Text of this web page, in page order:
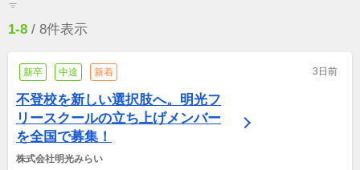
filter_list
1-8 / 8件表示
新卒 中途 新着 3日前
不登校を新しい選択肢へ。明光フ
リースクールの立ち上げメンバー
を全国で募集！
株式会社明光みらい